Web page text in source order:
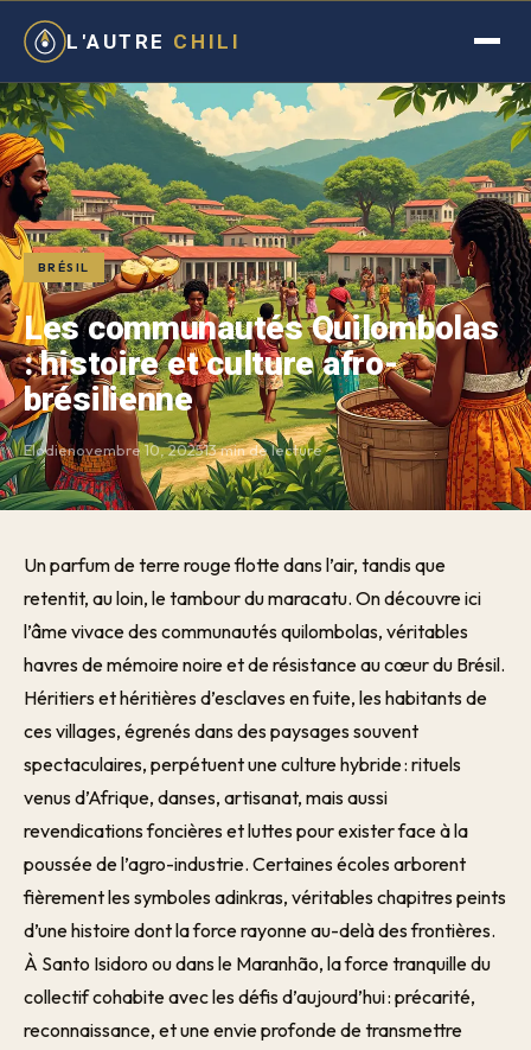
L'AUTRE CHILI
BRÉSIL
Les communautés Quilombolas
: histoire et culture afro-
brésilienne
Elodienovembre 10, 202513 min de lecture
Un parfum de terre rouge flotte dans l’air, tandis que
retentit, au loin, le tambour du maracatu. On découvre ici
l’âme vivace des communautés quilombolas, véritables
havres de mémoire noire et de résistance au cœur du Brésil.
Héritiers et héritières d’esclaves en fuite, les habitants de
ces villages, égrenés dans des paysages souvent
spectaculaires, perpétuent une culture hybride : rituels
venus d’Afrique, danses, artisanat, mais aussi
revendications foncières et luttes pour exister face à la
poussée de l’agro-industrie. Certaines écoles arborent
fièrement les symboles adinkras, véritables chapitres peints
d’une histoire dont la force rayonne au-delà des frontières.
À Santo Isidoro ou dans le Maranhão, la force tranquille du
collectif cohabite avec les défis d’aujourd’hui : précarité,
reconnaissance, et une envie profonde de transmettre